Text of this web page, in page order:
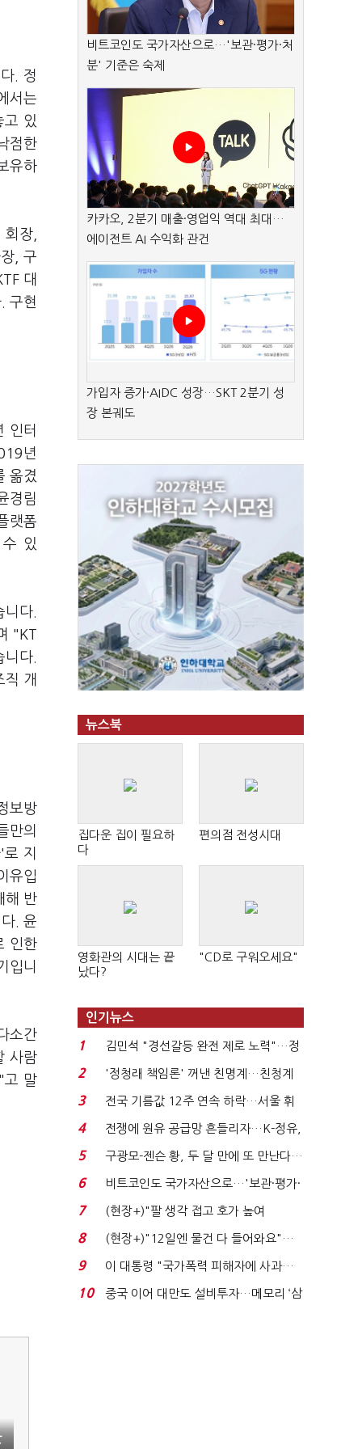
. 정
서는
고 있
점한
유하
장,
, 구
대
구현
인터
년
옮겼
경림
랫폼
있
다.
"KT
다.
직 개
보방
만의
지
유입
해 반
. 윤
인한
입니
소간
사람
고 말
비트코인도 국가자산으로…'보관·평가·처
분' 기준은 숙제
카카오, 2분기 매출·영업익 역대 최대…
에이전트 AI 수익화 관건
가입자 증가·AIDC 성장…SKT 2분기 성
장 본궤도
뉴스북
집다운 집이 필요하
다
편의점 전성시대
영화관의 시대는 끝
났다?
"CD로 구워오세요"
인기뉴스
1
김민석 "경선갈등 완전 제로 노력"…정
청래 "반명 공세 사...
2
'정청래 책임론' 꺼낸 친명계…친청계
는 추가투표 때리기...
3
전국 기름값 12주 연속 하락…서울 휘
발윳값 1909원...
4
전쟁에 원유 공급망 흔들리자…K-정유,
에너지안보 핵심...
5
구광모-젠슨 황, 두 달 만에 또 만난다…
로봇·AI 등 논...
6
비트코인도 국가자산으로…'보관·평가·
처분' 기준은 ...
7
(현장+)"팔 생각 접고 호가 높여
요"…'덜 똘똘한 한 채' 20...
8
(현장+)"12일엔 물건 다 들어와요"…
빈 매대 채우며 문 연 ...
9
이 대통령 "국가폭력 피해자에 사과…
적극적 조사로 진...
10
중국 이어 대만도 설비투자…메모리 ‘삼